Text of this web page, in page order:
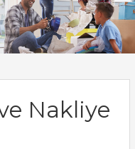
Nakliye